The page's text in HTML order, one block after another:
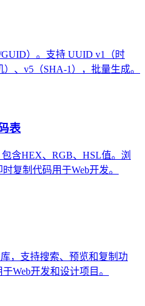
）。支持 UUID v1（时
、v5（SHA-1），批量生成。
表
含HEX、RGB、HSL值。浏
复制代码用于Web开发。
，支持搜索、预览和复制功
Web开发和设计项目。